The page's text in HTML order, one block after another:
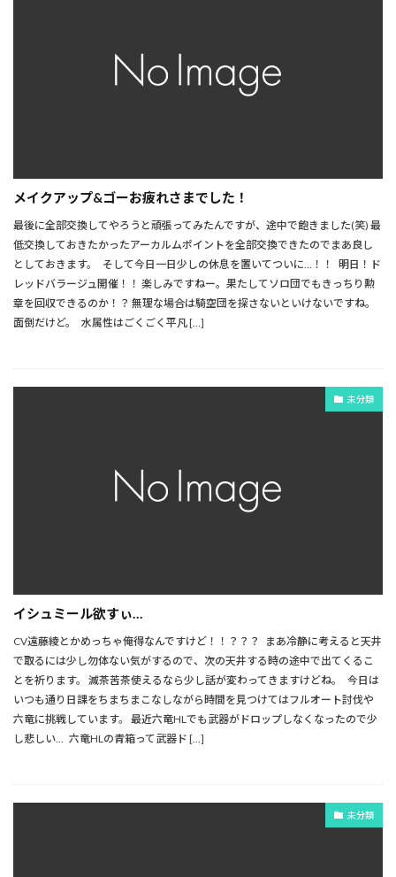
メイクアップ&ゴーお疲れさまでした！
最後に全部交換してやろうと頑張ってみたんですが、途中で飽きました(笑) 最
低交換しておきたかったアーカルムポイントを全部交換できたのでまあ良し
としておきます。 そして今日一日少しの休息を置いてついに…！！ 明日！ド
レッドバラージュ開催！！ 楽しみですねー。果たしてソロ団でもきっちり勲
章を回収できるのか！？ 無理な場合は騎空団を探さないといけないですね。
面倒だけど。 水属性はごくごく平凡 […]
未分類
イシュミール欲すぃ…
CV遠藤綾とかめっちゃ俺得なんですけど！！？？？ まあ冷静に考えると天井
で取るには少し勿体ない気がするので、次の天井する時の途中で出てくるこ
とを祈ります。 滅茶苦茶使えるなら少し話が変わってきますけどね。 今日は
いつも通り日課をちまちまこなしながら時間を見つけてはフルオート討伐や
六竜に挑戦しています。 最近六竜HLでも武器がドロップしなくなったので少
し悲しい… 六竜HLの青箱って武器ド […]
未分類